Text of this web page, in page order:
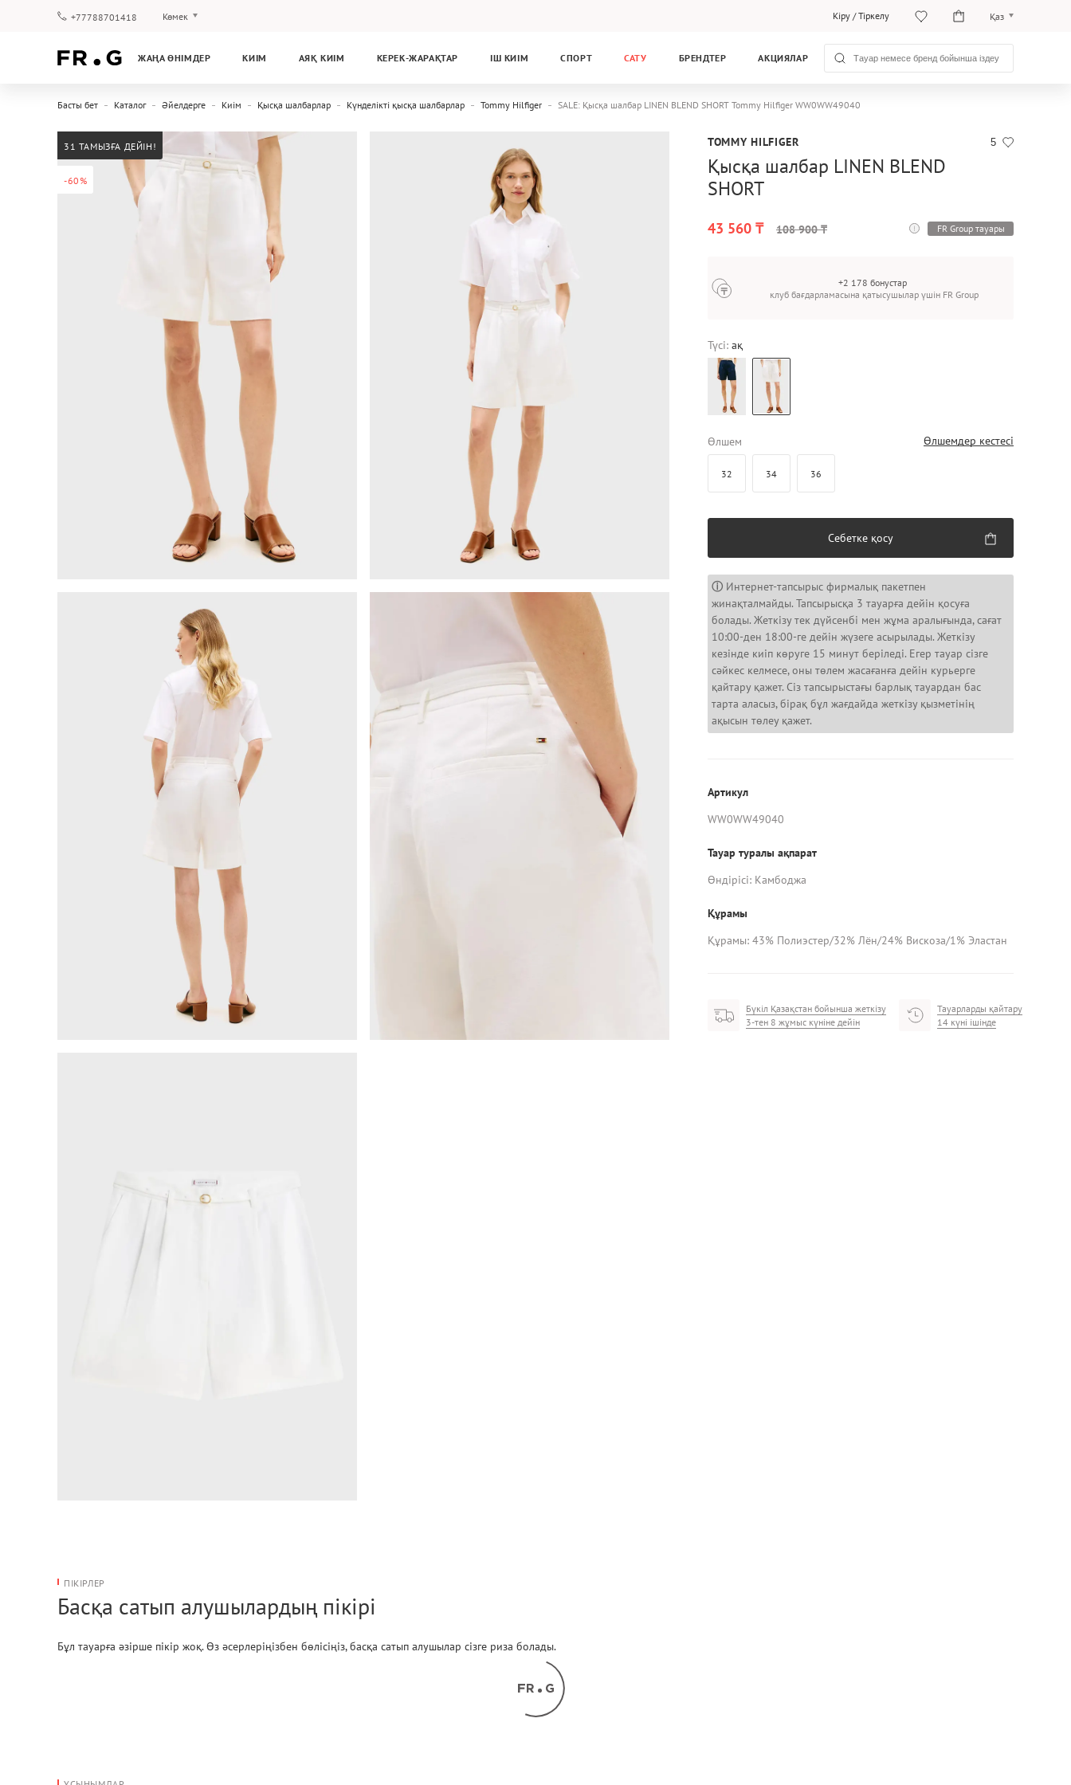
+77788701418 Көмек Кіру /Тіркелу Қаз
Қаз
ЖАҢА ӨНІМДЕР КИІМ АЯҚ КИІМ КЕРЕК-ЖАРАҚТАР ІШ КИІМ СПОРТ САТУ БРЕНДТЕР АКЦИЯЛАР
Басты бет Каталог Әйелдерге Киім Қысқа шалбарлар Күнделікті қысқа шалбарлар Tommy Hilfiger SALE: Қысқа шалбар LINEN BLEND SHORT Tommy Hilfiger WW0WW49040
-60%
31 ТАМЫЗҒА ДЕЙІН! 5
TOMMY HILFIGER
Қысқа шалбар LINEN BLEND
SHORT
43 560 ₸ 108 900 ₸ FR Group тауары
+2 178 бонустар
клуб бағдарламасына қатысушылар үшін FR Group
Түсі: ақ
Өлшем Өлшемдер кестесі
32 34 36
Себетке қосу
ⓘ Интернет-тапсырыс фирмалық пакетпен
жинақталмайды. Тапсырысқа 3 тауарға дейін қосуға
болады. Жеткізу тек дүйсенбі мен жұма аралығында, сағат
10:00-ден 18:00-ге дейін жүзеге асырылады. Жеткізу
кезінде киіп көруге 15 минут беріледі. Егер тауар сізге
сәйкес келмесе, оны төлем жасағанға дейін курьерге
қайтару қажет. Сіз тапсырыстағы барлық тауардан бас
тарта аласыз, бірақ бұл жағдайда жеткізу қызметінің
ақысын төлеу қажет.
Артикул
WW0WW49040
Тауар туралы ақпарат
Өндірісі: Камбоджа
Құрамы
Құрамы: 43% Полиэстер/32% Лён/24% Вискоза/1% Эластан
Бүкіл Қазақстан бойынша жеткізу
3-тен 8 жұмыс күніне дейін
Тауарларды қайтару
14 күні ішінде
ПІКІРЛЕР
Басқа сатып алушылардың пікірі
Бұл тауарға әзірше пікір жоқ. Өз әсерлеріңізбен бөлісіңіз, басқа сатып алушылар сізге риза болады.